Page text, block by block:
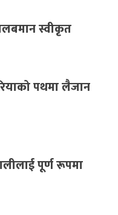
स्वीकृत
पथमा लैजान
पूर्ण रूपमा